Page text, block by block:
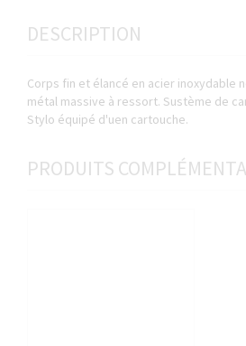
DESCRIPTION
Corps fin et élancé en acier inoxydable
métal massive à ressort. Sustème de
Stylo équipé d'uen cartouche.
PRODUITS